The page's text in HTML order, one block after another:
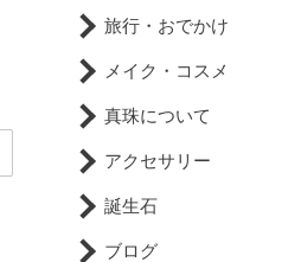
旅行・おでかけ
メイク・コスメ
真珠について
アクセサリー
誕生石
ブログ